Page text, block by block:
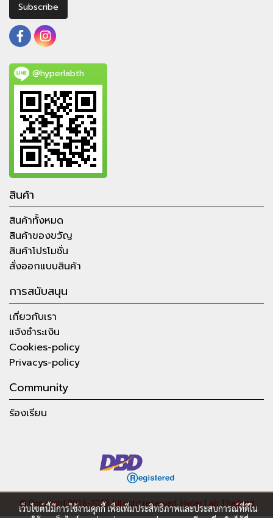
Subscribe
@hyperlabth
สินค้า
สินค้าทั้งหมด
สินค้าของขวัญ
สินค้าโปรโมชั่น
สั่งออกแบบสินค้า
การสนับสนุน
เกี่ยวกับเรา
แจ้งชำระเงิน
Cookies-policy
Privacys-policy
Community
ร้องเรียน
© Copyright 2015-2023 All right reserved. Hyper Lab Thailand
เว็บไซต์นี้มีการใช้งานคุกกี้ เพื่อเพิ่มประสิทธิภาพและประสบการณ์ที่ดีใน